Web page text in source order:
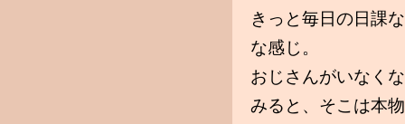
きっと毎日の日課
な感じ。
おじさんがいなく
みると、そこは本